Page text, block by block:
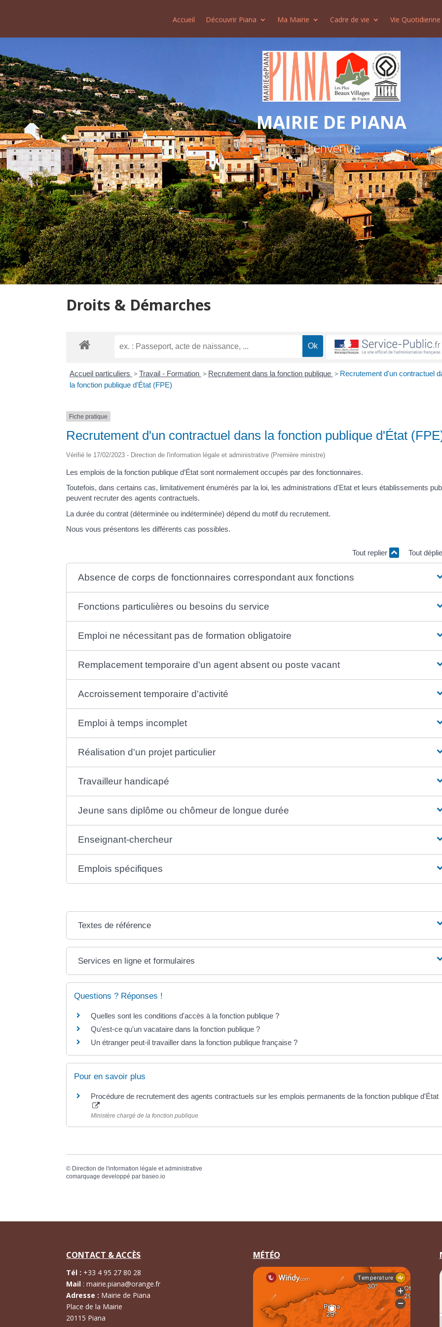
Accueil Découvrir Piana Ma Mairie Cadre de vie Vie Quotidienne
MAIRIE DE PIANA
Bienvenue
Droits & Démarches
Accueil particuliers > Travail - Formation > Recrutement dans la fonction publique > Recrutement d'un contractuel
la fonction publique d'État (FPE)
Fiche pratique
Recrutement d'un contractuel dans la fonction publique d'État
Vérifié le 17/02/2023 - Direction de l'information légale et administrative (Première ministre)
Les emplois de la fonction publique d’État sont normalement occupés par des fonctionnaires.
Toutefois, dans certains cas, limitativement énumérés par la loi, les administrations d'Etat et leurs établissements
peuvent recruter des agents contractuels.
La durée du contrat (déterminée ou indéterminée) dépend du motif du recrutement.
Nous vous présentons les différents cas possibles.
Tout replier Tout
Absence de corps de fonctionnaires correspondant aux fonctions
Fonctions particulières ou besoins du service
Emploi ne nécessitant pas de formation obligatoire
Remplacement temporaire d'un agent absent ou poste vacant
Accroissement temporaire d'activité
Emploi à temps incomplet
Réalisation d'un projet particulier
Travailleur handicapé
Jeune sans diplôme ou chômeur de longue durée
Enseignant-chercheur
Emplois spécifiques
Textes de référence
Services en ligne et formulaires
Questions ? Réponses !
Quelles sont les conditions d'accès à la fonction publique ?
Qu'est-ce qu'un vacataire dans la fonction publique ?
Un étranger peut-il travailler dans la fonction publique française ?
Pour en savoir plus
Procédure de recrutement des agents contractuels sur les emplois permanents de la fonction publique d'État
Ministère chargé de la fonction publique
© Direction de l'information légale et administrative
comarquage developpé par baseo.io
CONTACT & ACCÈS
Tél : +33 4 95 27 80 28
Mail :mairie.piana@orange.fr
Adresse : Mairie de Piana
Place de la Mairie
20115 Piana
MÉTÉO